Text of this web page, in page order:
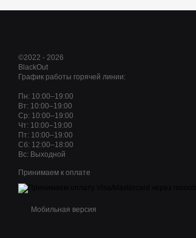
©2022 - 2026
BlackOut
График работы горячей линии:
Пн: 10:00–19:00
Вт: 10:00–19:00
Ср: 10:00–19:00
Чт: 10:00–19:00
Пт: 10:00–19:00
Сб: 12:00–18:00
Вс: Выходной
Принимаем к оплате
Мобильная версия